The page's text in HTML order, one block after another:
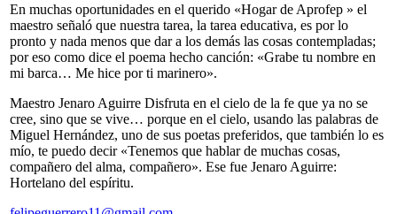
En muchas oportunidades en el querido «Hogar de Aprofep » el
maestro señaló que nuestra tarea, la tarea educativa, es por lo
pronto y nada menos que dar a los demás las cosas contempladas;
por eso como dice el poema hecho canción: «Grabe tu nombre en
mi barca… Me hice por ti marinero».
Maestro Jenaro Aguirre Disfruta en el cielo de la fe que ya no se
cree, sino que se vive… porque en el cielo, usando las palabras de
Miguel Hernández, uno de sus poetas preferidos, que también lo es
mío, te puedo decir «Tenemos que hablar de muchas cosas,
compañero del alma, compañero». Ese fue Jenaro Aguirre:
Hortelano del espíritu.